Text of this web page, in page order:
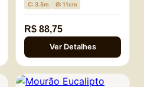
C: 3.5m Ø: 11cm
R$ 88,75
Ver Detalhes